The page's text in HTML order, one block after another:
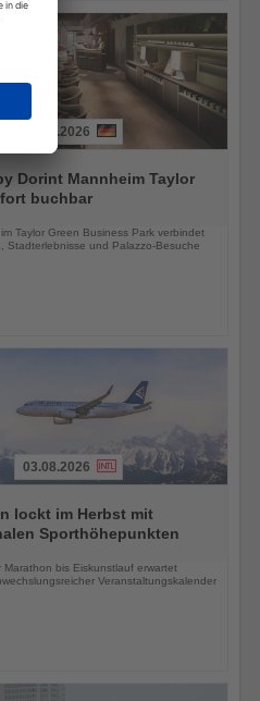
03.08.2026
Dorint Mannheim Taylor
buchbar
Taylor Green Business Park verbindet
Stadterlebnisse und Palazzo-Besuche
03.08.2026
lockt im Herbst mit
Sporthöhepunkten
Marathon bis Eiskunstlauf erwartet
Veranstaltungskalender